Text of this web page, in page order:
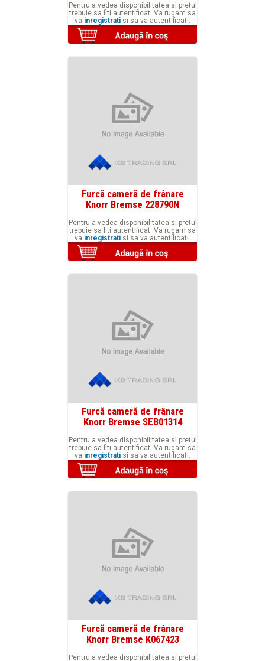
Pentru a vedea disponibilitatea si pretul
trebuie sa fiti autentificat. Va rugam sa
va inregistrati si sa va autentificati.
Furcă cameră de frânare
Knorr Bremse 228790N
Pentru a vedea disponibilitatea si pretul
trebuie sa fiti autentificat. Va rugam sa
va inregistrati si sa va autentificati.
Furcă cameră de frânare
Knorr Bremse SEB01314
Pentru a vedea disponibilitatea si pretul
trebuie sa fiti autentificat. Va rugam sa
va inregistrati si sa va autentificati.
Furcă cameră de frânare
Knorr Bremse K067423
Pentru a vedea disponibilitatea si pretul